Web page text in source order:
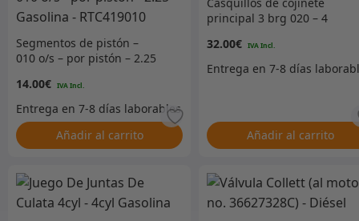
Segmentos de pistón –
010 o/s – por pistón – 2.25
14.00€
Añadir al carrito
principal 3 brg 020 – 4
– King
32.00€
Añadir al carrito